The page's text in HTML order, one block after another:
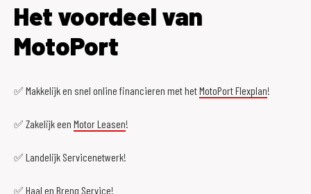
Het voordeel van
MotoPort
✅ Makkelijk en snel online financieren met hetMotoPort Flexplan!
✅ Zakelijk een Motor Leasen!
✅ Landelijk Servicenetwerk!
✅ Haal en Breng Service!